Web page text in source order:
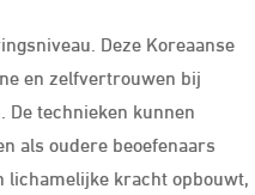
Deze Koreaanse
en zelfvertrouwen bij
technieken kunnen
als oudere beoefenaars
lichamelijke kracht opbouwt,